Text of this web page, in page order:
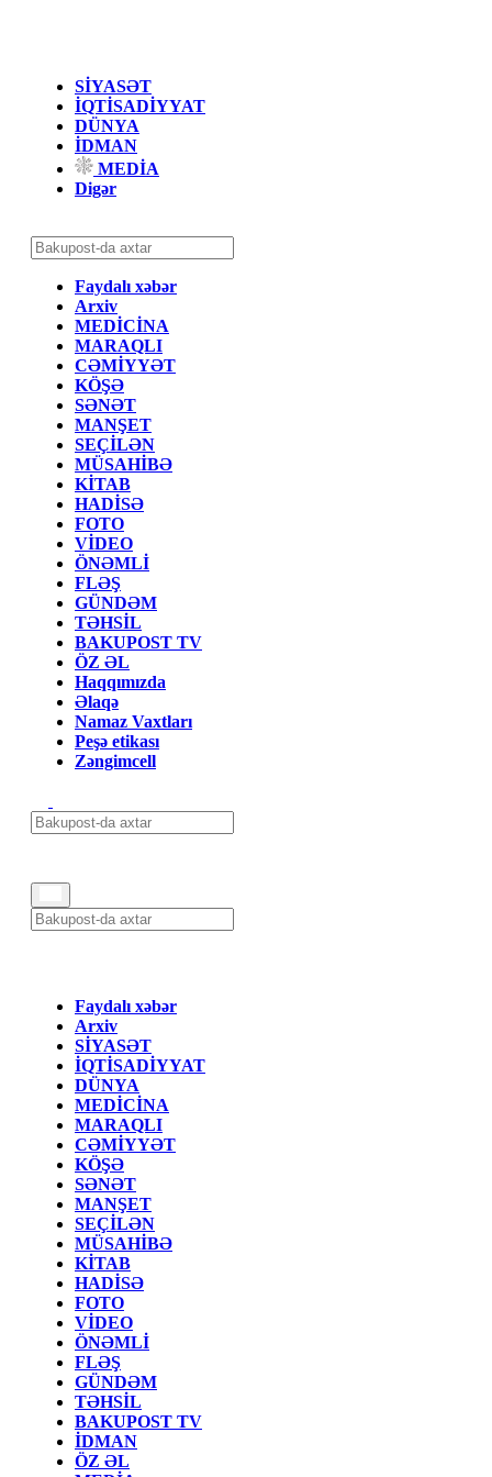
SİYASƏT
İQTİSADİYYAT
DÜNYA
İDMAN
MEDİA
Digər
Faydalı xəbər
Arxiv
MEDİCİNA
MARAQLI
CƏMİYYƏT
KÖŞƏ
SƏNƏT
MANŞET
SEÇİLƏN
MÜSAHİBƏ
KİTAB
HADİSƏ
FOTO
VİDEO
ÖNƏMLİ
FLƏŞ
GÜNDƏM
TƏHSİL
BAKUPOST TV
ÖZ ƏL
Haqqımızda
Əlaqə
Namaz Vaxtları
Peşə etikası
Zəngimcell
Faydalı xəbər
Arxiv
SİYASƏT
İQTİSADİYYAT
DÜNYA
MEDİCİNA
MARAQLI
CƏMİYYƏT
KÖŞƏ
SƏNƏT
MANŞET
SEÇİLƏN
MÜSAHİBƏ
KİTAB
HADİSƏ
FOTO
VİDEO
ÖNƏMLİ
FLƏŞ
GÜNDƏM
TƏHSİL
BAKUPOST TV
İDMAN
ÖZ ƏL